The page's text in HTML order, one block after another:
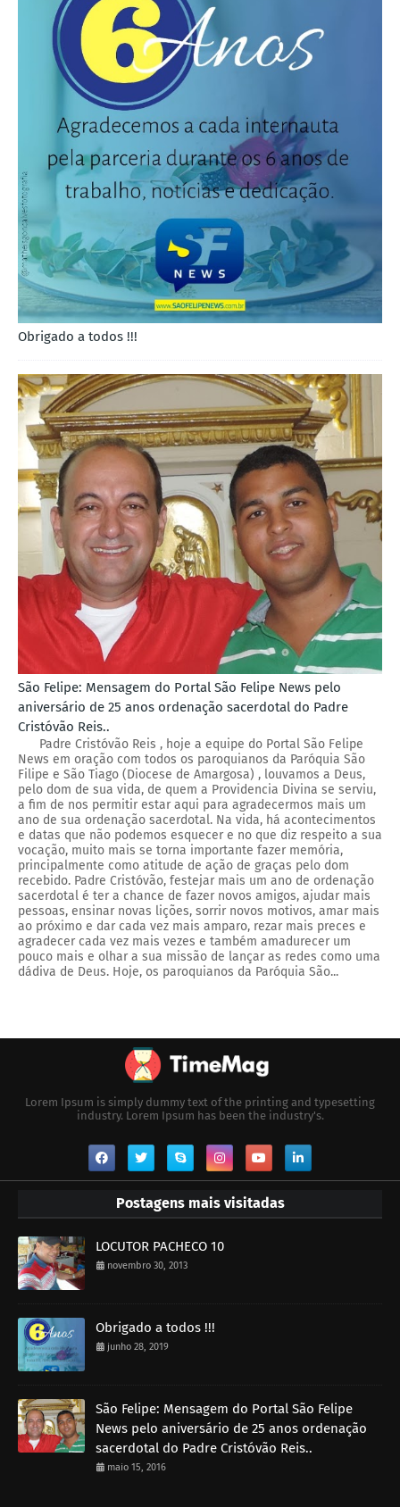
Obrigado a todos !!!
São Felipe: Mensagem do Portal São Felipe News pelo
aniversário de 25 anos ordenação sacerdotal do Padre
Cristóvão Reis..
Padre Cristóvão Reis , hoje a equipe do Portal São Felipe
News em oração com todos os paroquianos da Paróquia São
Filipe e São Tiago (Diocese de Amargosa) , louvamos a Deus,
pelo dom de sua vida, de quem a Providencia Divina se serviu,
a fim de nos permitir estar aqui para agradecermos mais um
ano de sua ordenação sacerdotal. Na vida, há acontecimentos
e datas que não podemos esquecer e no que diz respeito a sua
vocação, muito mais se torna importante fazer memória,
principalmente como atitude de ação de graças pelo dom
recebido. Padre Cristóvão, festejar mais um ano de ordenação
sacerdotal é ter a chance de fazer novos amigos, ajudar mais
pessoas, ensinar novas lições, sorrir novos motivos, amar mais
ao próximo e dar cada vez mais amparo, rezar mais preces e
agradecer cada vez mais vezes e também amadurecer um
pouco mais e olhar a sua missão de lançar as redes como uma
dádiva de Deus. Hoje, os paroquianos da Paróquia São...
Lorem Ipsum is simply dummy text of the printing and typesetting
industry. Lorem Ipsum has been the industry's.
Postagens mais visitadas
LOCUTOR PACHECO 10
novembro 30, 2013
Obrigado a todos !!!
junho 28, 2019
São Felipe: Mensagem do Portal São Felipe
News pelo aniversário de 25 anos ordenação
sacerdotal do Padre Cristóvão Reis..
maio 15, 2016